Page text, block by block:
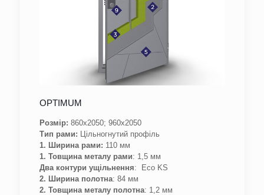
OPTIMUM
Розмір: 860х2050; 960х2050
Тип рами: Цільногнутий профіль
1. Ширина рами: 110 мм
1. Товщина металу рами: 1,5 мм
Два контури ущільнення: Eco KS
2. Ширина полотна: 84 мм
2. Товщина металу полотна: 1,2 мм